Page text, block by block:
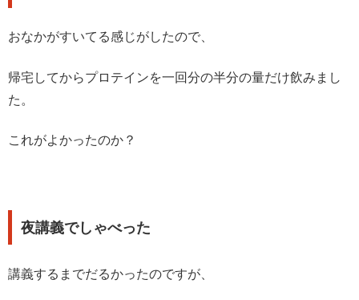
おなかがすいてる感じがしたので、
帰宅してからプロテインを一回分の半分の量だけ飲みまし
た。
これがよかったのか？
夜講義でしゃべった
講義するまでだるかったのですが、